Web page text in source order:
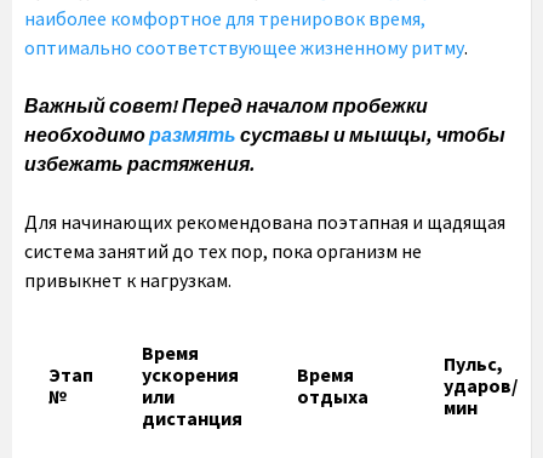
наиболее комфортное для тренировок время,
оптимально соответствующее жизненному ритму.
Важный совет! Перед началом пробежки
необходиморазмять суставы и мышцы, чтобы
избежать растяжения.
Для начинающих рекомендована поэтапная и щадящая
система занятий до тех пор, пока организм не
привыкнет к нагрузкам.
Этап
№
Время
ускорения
или
дистанция
Время
отдыха
Пульс,
ударов/
мин